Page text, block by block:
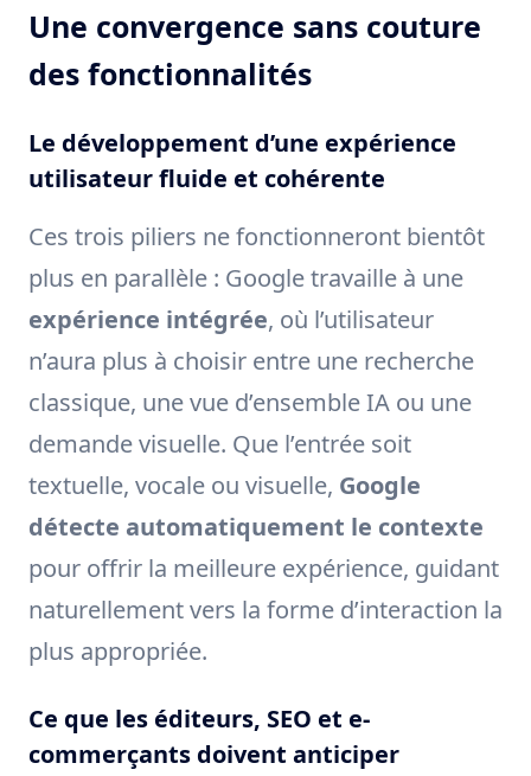
Une convergence sans couture
des fonctionnalités
Le développement d’une expérience
utilisateur fluide et cohérente
Ces trois piliers ne fonctionneront bientôt
plus en parallèle : Google travaille à une
expérience intégrée, où l’utilisateur
n’aura plus à choisir entre une recherche
classique, une vue d’ensemble IA ou une
demande visuelle. Que l’entrée soit
textuelle, vocale ou visuelle, Google
détecte automatiquement le contexte
pour offrir la meilleure expérience, guidant
naturellement vers la forme d’interaction la
plus appropriée.
Ce que les éditeurs, SEO et e-
commerçants doivent anticiper